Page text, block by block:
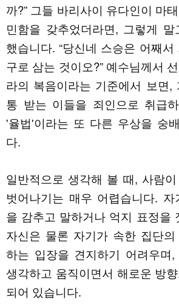
까?” 그들 바리사이 유다인이 마
민함을 갖추었더라면, 그렇게
했습니다. “당신네 스승은 어째
구로 삼는 것이오?” 예수님께서
라의 복음이라는 기준에서 보면,
통 받는 이들을 죄인으로 취급
'율법'이라는 또 다른 우상을 숭
다.
일반적으로 생각해 볼 때, 사람
벗어나기는 매우 어렵습니다.
을 감추고 말하거나 억지 표정을
자신은 물론 자기가 속한 집단
하는 입장을 견지하기 어려우며,
생각하고 움직이면서 해로운 방
되어 있습니다.